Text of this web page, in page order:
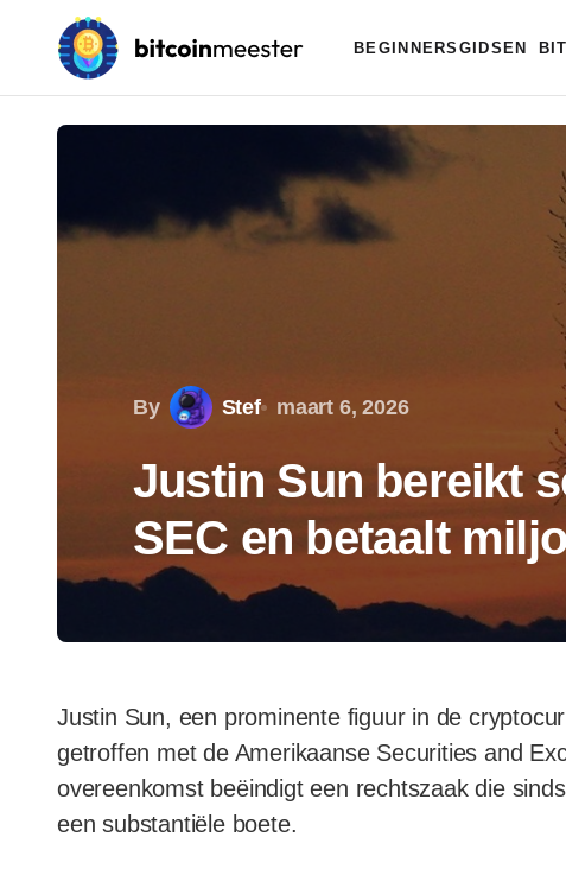
BEGINNERSGIDSEN
By Stef maart 6, 2026
Justin Sun bereikt
SEC en betaalt
Justin Sun, een prominente figuur in de
getroffen met de Amerikaanse Securities and
overeenkomst beëindigt een rechtszaak die
een substantiële boete.